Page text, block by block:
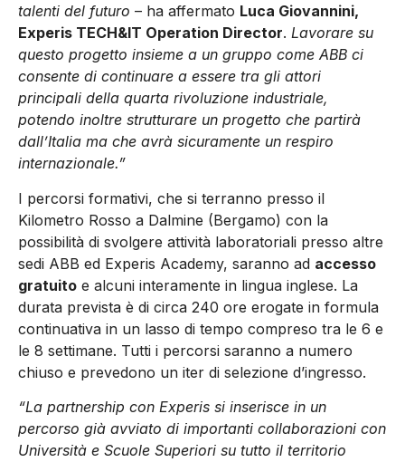
talenti del futuro – ha affermato Luca Giovannini,
Experis TECH&IT Operation Director. Lavorare su
questo progetto insieme a un gruppo come ABB ci
consente di continuare a essere tra gli attori
principali della quarta rivoluzione industriale,
potendo inoltre strutturare un progetto che partirà
dall’Italia ma che avrà sicuramente un respiro
internazionale.”
I percorsi formativi, che si terranno presso il
Kilometro Rosso a Dalmine (Bergamo) con la
possibilità di svolgere attività laboratoriali presso altre
sedi ABB ed Experis Academy, saranno ad accesso
gratuito e alcuni interamente in lingua inglese. La
durata prevista è di circa 240 ore erogate in formula
continuativa in un lasso di tempo compreso tra le 6 e
le 8 settimane. Tutti i percorsi saranno a numero
chiuso e prevedono un iter di selezione d’ingresso.
“La partnership con Experis si inserisce in un
percorso già avviato di importanti collaborazioni con
Università e Scuole Superiori su tutto il territorio